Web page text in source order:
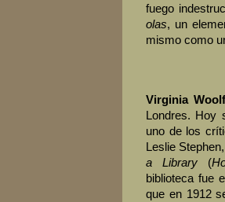
fuego
olas, un
mismo como
Virginia
Londres. Hoy
uno de los
Leslie
a Library(
biblioteca fue
que en 1912